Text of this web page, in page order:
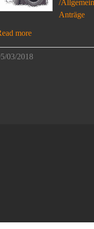
/
Anträge
more
03/2018